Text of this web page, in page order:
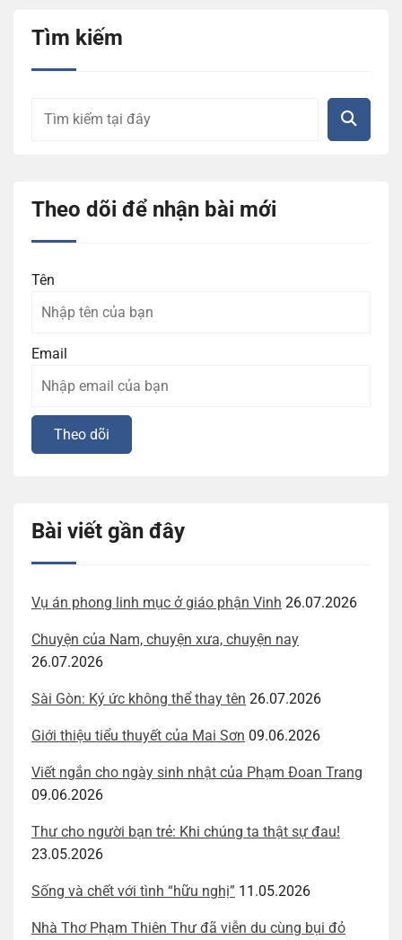
Tìm kiếm
Theo dõi để nhận bài mới
Tên
Email
Bài viết gần đây
Vụ án phong linh mục ở giáo phận Vinh 26.07.2026
Chuyện của Nam, chuyện xưa, chuyện nay
26.07.2026
Sài Gòn: Ký ức không thể thay tên 26.07.2026
Giới thiệu tiểu thuyết của Mai Sơn 09.06.2026
Viết ngắn cho ngày sinh nhật của Phạm Đoan Trang
09.06.2026
Thư cho người bạn trẻ: Khi chúng ta thật sự đau!
23.05.2026
Sống và chết với tình “hữu nghị” 11.05.2026
Nhà Thơ Phạm Thiên Thư đã viễn du cùng bụi đỏ